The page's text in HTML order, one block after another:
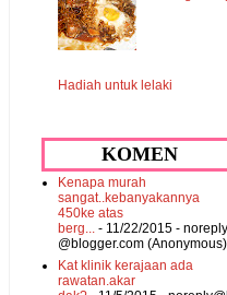
Hadiah untuk lelaki
KOMEN
Kenapa murah
sangat..kebanyakannya
450ke atas
berg... - 11/22/2015 - noreply
@blogger.com (Anonymous)
Kat klinik kerajaan ada
rawatan.akar